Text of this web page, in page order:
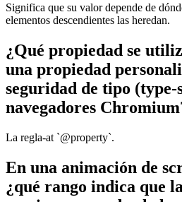
Significa que su valor depende de
elementos descendientes las heredan.
¿Qué propiedad se
una propiedad
seguridad de tipo (type-
navegadores
La regla-at `@property`.
En una animación de
¿qué rango indica que